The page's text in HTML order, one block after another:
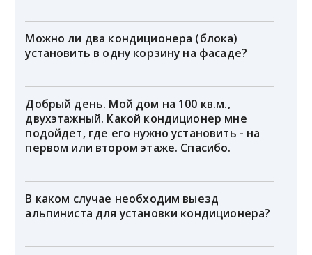
Можно ли два кондиционера (блока)
установить в одну корзину на фасаде?
Добрый день. Мой дом на 100 кв.м.,
двухэтажный. Какой кондиционер мне
подойдет, где его нужно установить - на
первом или втором этаже. Спасибо.
В каком случае необходим выезд
альпиниста для установки кондиционера?